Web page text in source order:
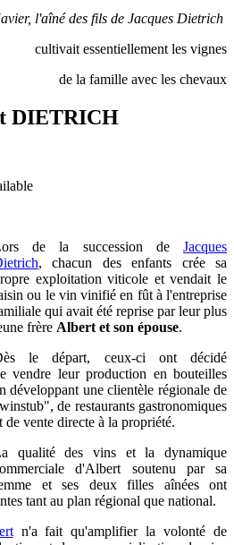
l'aîné des fils de Jacques Dietrich
essentiellement les vignes
de la famille avec les chevaux
DIETRICH
de la succession de Jacques
, chacun des enfants crée sa
exploitation viticole et vendait le
ou le vin vinifié en fût à l'entreprise
qui avait été reprise par leur plus
frère Albert et son épouse.
le départ, ceux-ci ont décidé
vendre leur production en bouteilles
développant une clientèle régionale de
de restaurants gastronomiques
de vente directe à la propriété.
qualité des vins et la dynamique
d'Albert soutenu par sa
et ses deux filles aînées ont
tant au plan régional que national.
n'a fait qu'amplifier la volonté de